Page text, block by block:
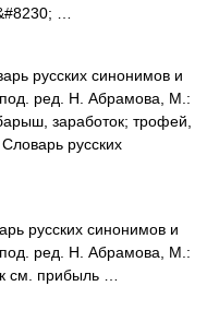
…
русских синонимов и
ред. Н. Абрамова, М.:
заработок; трофей,
русских
русских синонимов и
ред. Н. Абрамова, М.:
см. прибыль …